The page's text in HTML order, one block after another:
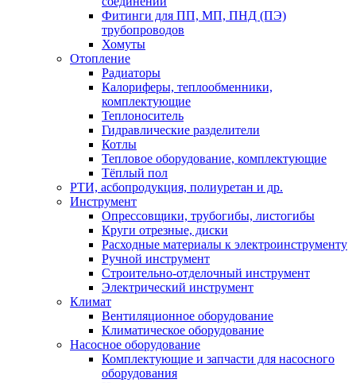
Фитинги для ПП, МП, ПНД (ПЭ)
трубопроводов
Хомуты
Отопление
Радиаторы
Калориферы, теплообменники,
комплектующие
Теплоноситель
Гидравлические разделители
Котлы
Тепловое оборудование, комплектующие
Тёплый пол
РТИ, асбопродукция, полиуретан и др.
Инструмент
Опрессовщики, трубогибы, листогибы
Круги отрезные, диски
Расходные материалы к электроинструменту
Ручной инструмент
Строительно-отделочный инструмент
Электрический инструмент
Климат
Вентиляционное оборудование
Климатическое оборудование
Насосное оборудование
Комплектующие и запчасти для насосного
оборудования